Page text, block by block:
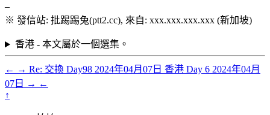
–
※ 發信站: 批踢踢兔(ptt2.cc), 來自: xxx.xxx.xxx.xxx (新加坡)
香港 - 本文屬於一個選集。
← → Re: 交換 Day98 2024年04月07日 香港 Day 6 2024年04月
07日
→ ←
↑